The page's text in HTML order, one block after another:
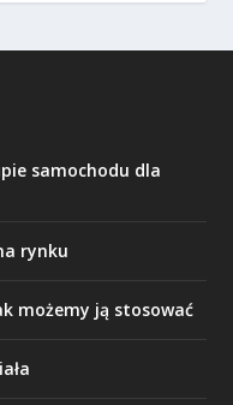
samochodu dla
rynku
możemy ją stosować